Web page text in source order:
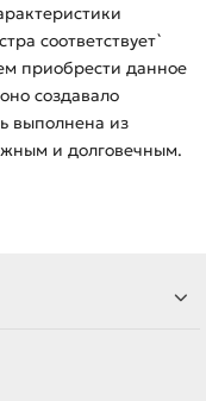
соответствует`
приобрести данное
создавало
выполнена из
и долговечным.